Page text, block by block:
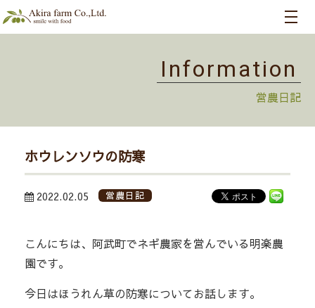
Information
営農日記
ホウレンソウの防寒
2022.02.05 営農日記
こんにちは、阿武町でネギ農家を営んでいる明楽農
園です。
今日はほうれん草の防寒についてお話します。